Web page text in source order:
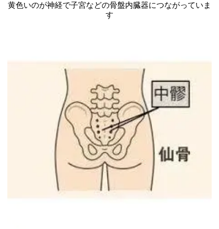
黄色いのが神経で子宮などの骨盤内臓器につながっていま
す